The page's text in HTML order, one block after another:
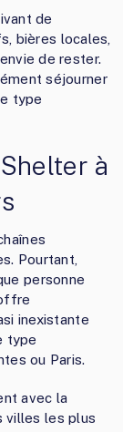
de
bières locales,
de rester.
séjourner
type
à
Pourtant,
personne
inexistante
type
ou Paris.
avec la
villes les plus